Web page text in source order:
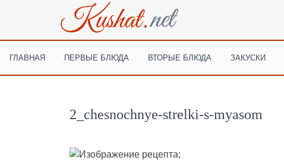
ГЛАВНАЯ ПЕРВЫЕ БЛЮДА ВТОРЫЕ БЛЮДА ЗАКУСКИ
2_chesnochnye-strelki-s-myasom
;